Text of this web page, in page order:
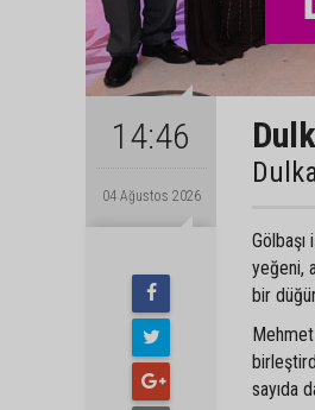
14:46
04 Ağustos 2026
yeğeni,
bir
Mehmet
sayıda